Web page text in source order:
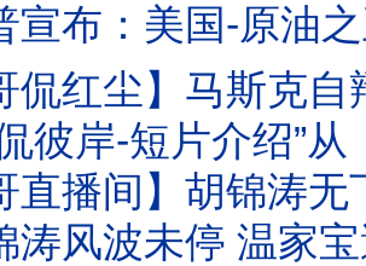
：美国-原油之王 】炸烂对手与停火等待
尘】马斯克自辩：心无怨恨 伤
片介绍”从《本能》翘腿女神到1%生死危
】胡锦涛无下文 ⋯ 习近平钓鱼可能有多大？
未停 温家宝遭满门抄斩！】习近平联手曾庆